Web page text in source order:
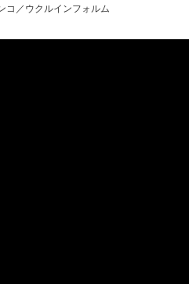
コ／ウクルインフォルム